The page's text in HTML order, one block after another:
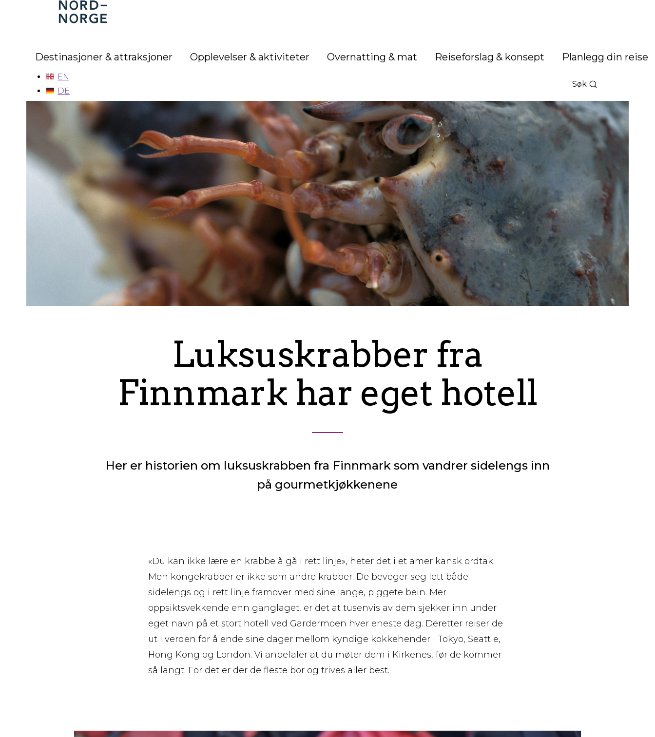
Nord-
Norge
Destinasjoner & attraksjoner Opplevelser & aktiviteter Overnatting & mat Reiseforslag & konsept Planlegg din reise
Søk
EN
DE
Luksuskrabber fra
Finnmark har eget hotell
Her er historien om luksuskrabben fra Finnmark som vandrer sidelengs inn
på gourmetkjøkkenene
«Du kan ikke lære en krabbe å gå i rett linje», heter det i et amerikansk ordtak.
Men kongekrabber er ikke som andre krabber. De beveger seg lett både
sidelengs og i rett linje framover med sine lange, piggete bein. Mer
oppsiktsvekkende enn ganglaget, er det at tusenvis av dem sjekker inn under
eget navn på et stort hotell ved Gardermoen hver eneste dag. Deretter reiser de
ut i verden for å ende sine dager mellom kyndige kokkehender i Tokyo, Seattle,
Hong Kong og London. Vi anbefaler at du møter dem i Kirkenes, før de kommer
så langt. For det er der de fleste bor og trives aller best.